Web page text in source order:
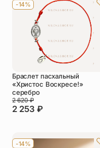
-14%
Браслет пасхальный
«Христос Воскресе!»
серебро
2 253 ₽
2 620₽
-14%